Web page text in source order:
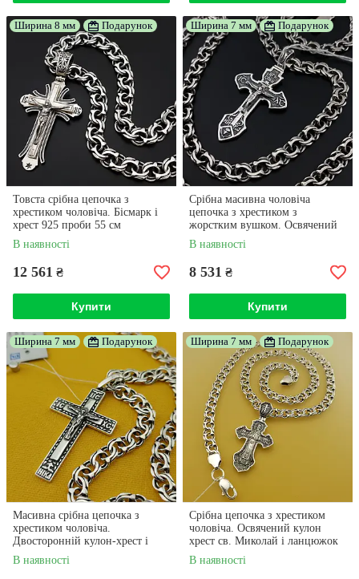
Ширина 8 мм Подарунок
Товста срібна цепочка з
хрестиком чоловіча. Бісмарк і
хрест 925 проби 55 см
В наявності
12 561 ₴
Купити
Ширина 7 мм Подарунок
Срібна масивна чоловіча
цепочка з хрестиком з
жорстким вушком. Освячений
хрест Спаси Сохрани та ланцюг,
60 см
В наявності
8 531 ₴
Купити
Ширина 7 мм Подарунок
Масивна срібна цепочка з
хрестиком чоловіча.
Двосторонній кулон-хрест і
ланцюжок зі срібла 925 проби
55 см
В наявності
Ширина 7 мм Подарунок
Срібна цепочка з хрестиком
чоловіча. Освячений кулон
хрест св. Миколай і ланцюжок
бісмарк. Довжина 55 см
В наявності